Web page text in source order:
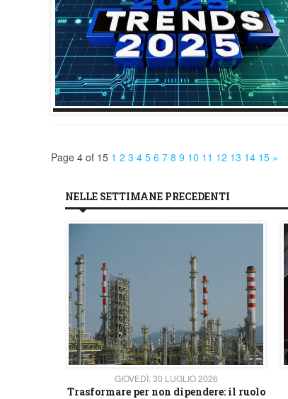
Page 4 of 15 1 2 3 4 5 6 7 8 9 10 11 12 13 14 15 »
NELLE SETTIMANE PRECEDENTI
GIOVEDÌ, 30 LUGLIO 2026
Trasformare per non dipendere: il ruolo